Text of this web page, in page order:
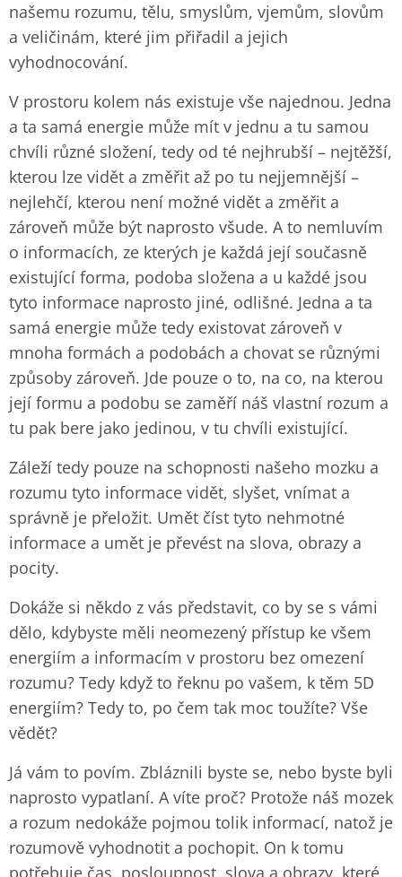
našemu rozumu, tělu, smyslům, vjemům, slovům
a veličinám, které jim přiřadil a jejich
vyhodnocování.
V prostoru kolem nás existuje vše najednou. Jedna
a ta samá energie může mít v jednu a tu samou
chvíli různé složení, tedy od té nejhrubší – nejtěžší,
kterou lze vidět a změřit až po tu nejjemnější –
nejlehčí, kterou není možné vidět a změřit a
zároveň může být naprosto všude. A to nemluvím
o informacích, ze kterých je každá její současně
existující forma, podoba složena a u každé jsou
tyto informace naprosto jiné, odlišné. Jedna a ta
samá energie může tedy existovat zároveň v
mnoha formách a podobách a chovat se různými
způsoby zároveň. Jde pouze o to, na co, na kterou
její formu a podobu se zaměří náš vlastní rozum a
tu pak bere jako jedinou, v tu chvíli existující.
Záleží tedy pouze na schopnosti našeho mozku a
rozumu tyto informace vidět, slyšet, vnímat a
správně je přeložit. Umět číst tyto nehmotné
informace a umět je převést na slova, obrazy a
pocity.
Dokáže si někdo z vás představit, co by se s vámi
dělo, kdybyste měli neomezený přístup ke všem
energiím a informacím v prostoru bez omezení
rozumu? Tedy když to řeknu po vašem, k těm 5D
energiím? Tedy to, po čem tak moc toužíte? Vše
vědět?
Já vám to povím. Zbláznili byste se, nebo byste byli
naprosto vypatlaní. A víte proč? Protože náš mozek
a rozum nedokáže pojmou tolik informací, natož je
rozumově vyhodnotit a pochopit. On k tomu
potřebuje čas, posloupnost, slova a obrazy, které